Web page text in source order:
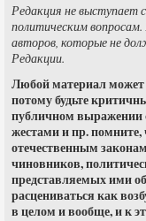
Редакция не выступает
политическим
авторов, которые не
Редакции.
Любой материал
потому будьте
публичном выражении
жестами и пр. помните,
отечественным
чиновников,
представляемых ими
расцениваться как
в целом и вообще, и к